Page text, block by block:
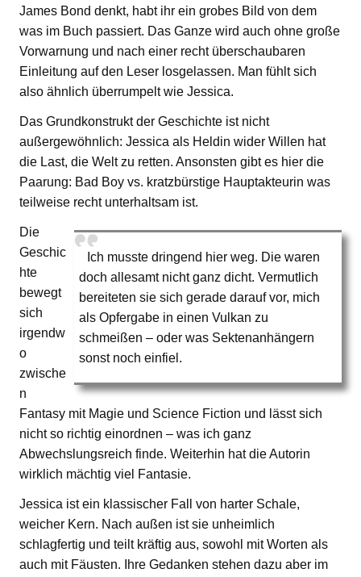
James Bond denkt, habt ihr ein grobes Bild von dem
was im Buch passiert. Das Ganze wird auch ohne große
Vorwarnung und nach einer recht überschaubaren
Einleitung auf den Leser losgelassen. Man fühlt sich
also ähnlich überrumpelt wie Jessica.
Das Grundkonstrukt der Geschichte ist nicht
außergewöhnlich: Jessica als Heldin wider Willen hat
die Last, die Welt zu retten. Ansonsten gibt es hier die
Paarung: Bad Boy vs. kratzbürstige Hauptakteurin was
teilweise recht unterhaltsam ist.
Ich musste dringend hier weg. Die waren
doch allesamt nicht ganz dicht. Vermutlich
bereiteten sie sich gerade darauf vor, mich
als Opfergabe in einen Vulkan zu
schmeißen – oder was Sektenanhängern
sonst noch einfiel.
Die
Geschic
hte
bewegt
sich
irgendw
o
zwische
n
Fantasy mit Magie und Science Fiction und lässt sich
nicht so richtig einordnen – was ich ganz
Abwechslungsreich finde. Weiterhin hat die Autorin
wirklich mächtig viel Fantasie.
Jessica ist ein klassischer Fall von harter Schale,
weicher Kern. Nach außen ist sie unheimlich
schlagfertig und teilt kräftig aus, sowohl mit Worten als
auch mit Fäusten. Ihre Gedanken stehen dazu aber im